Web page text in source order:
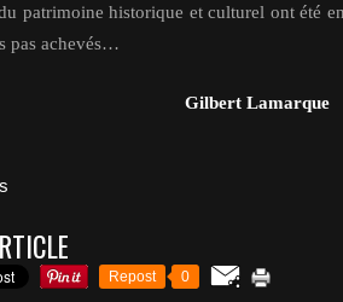
patrimoine historique et culturel ont été
toujours pas
Gilbert Lamarque
Repost 0